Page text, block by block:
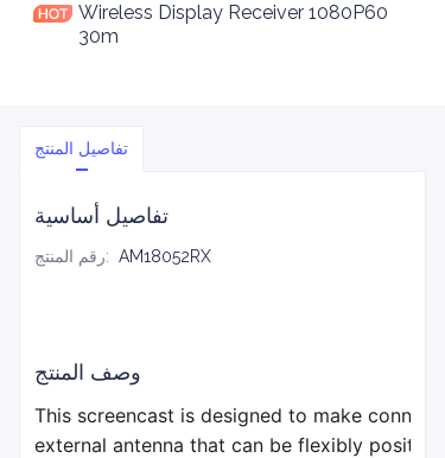
Wireless Display Receiver 1080P60
30m
تفاصيل المنتج
تفاصيل أساسية
رقم المنتج: AM18052RX
وصف المنتج
This screencast is designed to make
external antenna that can be flexibly